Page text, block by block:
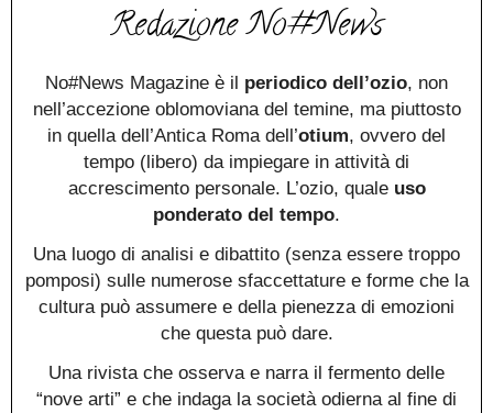
Redazione No#News
No#News Magazine è il periodico dell’ozio, non
nell’accezione oblomoviana del temine, ma piuttosto
in quella dell’Antica Roma dell’otium, ovvero del
tempo (libero) da impiegare in attività di
accrescimento personale. L’ozio, quale uso
ponderato del tempo.
Una luogo di analisi e dibattito (senza essere troppo
pomposi) sulle numerose sfaccettature e forme che la
cultura può assumere e della pienezza di emozioni
che questa può dare.
Una rivista che osserva e narra il fermento delle
“nove arti” e che indaga la società odierna al fine di